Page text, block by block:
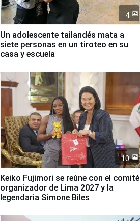
4
Un adolescente tailandés mata a
siete personas en un tiroteo en su
casa y escuela
10
Keiko Fujimori se reúne con el comité
organizador de Lima 2027 y la
legendaria Simone Biles